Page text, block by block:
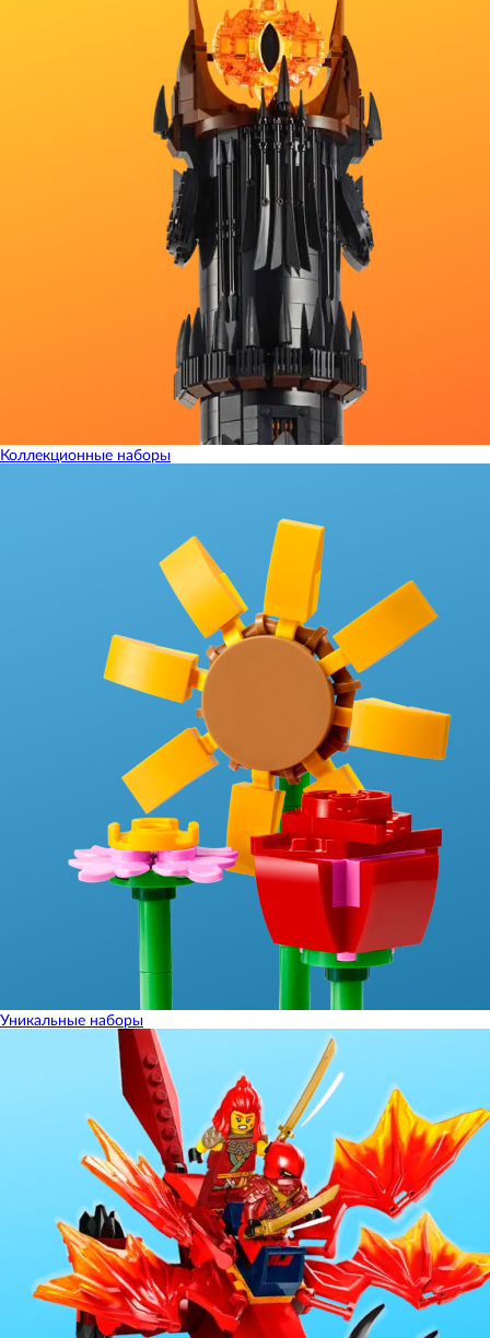
Коллекционные наборы
Уникальные наборы